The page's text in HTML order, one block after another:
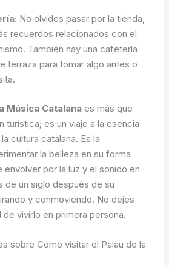
No olvides pasar por la tienda,
recuerdos relacionados con el
También hay una cafetería
terraza para tomar algo antes o
Música Catalana es más que
turística; es un viaje a la esencia
cultura catalana. Es la
la belleza en su forma
envolver por la luz y el sonido en
de un siglo después de su
y conmoviendo. No dejes
vivirlo en primera persona.
sobre Cómo visitar el Palau de la